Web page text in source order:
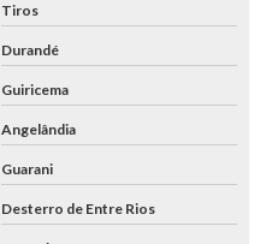
Tiros
Durandé
Guiricema
Angelândia
Guarani
Desterro de Entre Rios